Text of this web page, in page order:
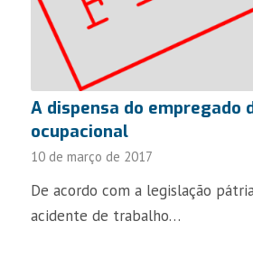
A dispensa do empregado
ocupacional
10 de março de 2017
De acordo com a legislação
acidente de trabalho…